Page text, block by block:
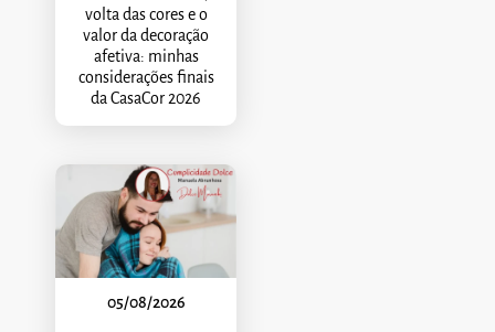
volta das cores e o
valor da decoração
afetiva: minhas
considerações finais
da CasaCor 2026
05/08/2026